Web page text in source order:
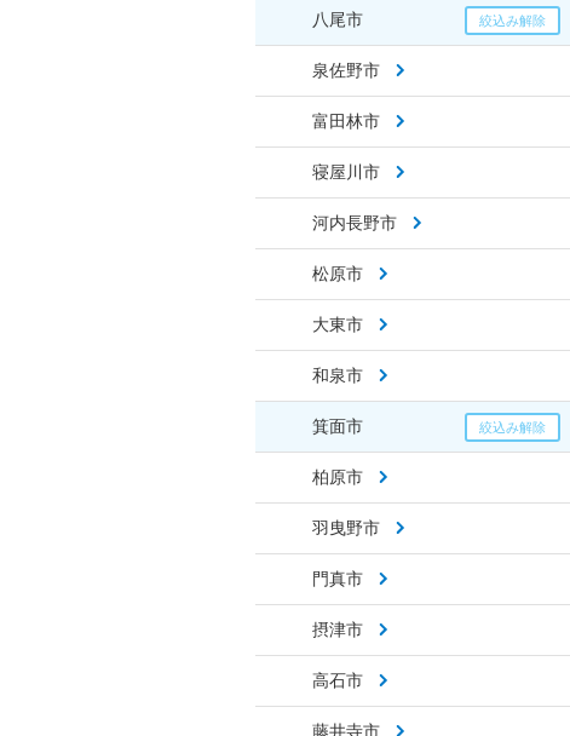
八尾市
泉佐野市
富田林市
寝屋川市
河内長野市
松原市
大東市
和泉市
箕面市
柏原市
羽曳野市
門真市
摂津市
高石市
藤井寺市